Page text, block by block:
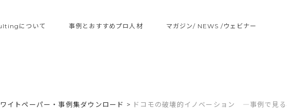
について 事例とおすすめプロ人材 マガジン/ NEWS /ウェビナー
イトペーパー・事例集ダウンロード > ドコモの破壊的イノベーション ―事例で見る